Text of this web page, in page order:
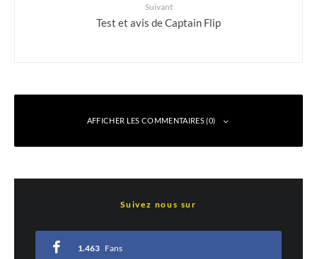
Suivant
Test et avis de Captain Flip
AFFICHER LES COMMENTAIRES (0)
*
Suivez nous sur
1.463 Fans